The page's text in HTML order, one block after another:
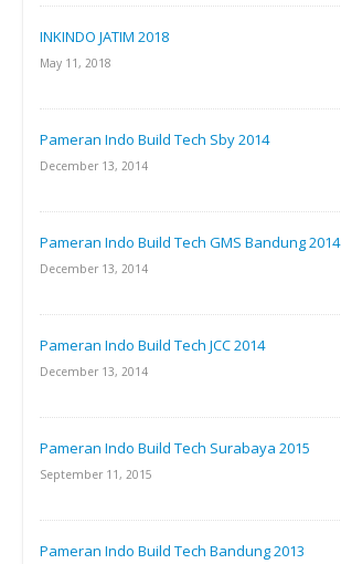
INKINDO JATIM 2018
May 11, 2018
Pameran Indo Build Tech Sby 2014
December 13, 2014
Pameran Indo Build Tech GMS Bandung 2014
December 13, 2014
Pameran Indo Build Tech JCC 2014
December 13, 2014
Pameran Indo Build Tech Surabaya 2015
September 11, 2015
Pameran Indo Build Tech Bandung 2013